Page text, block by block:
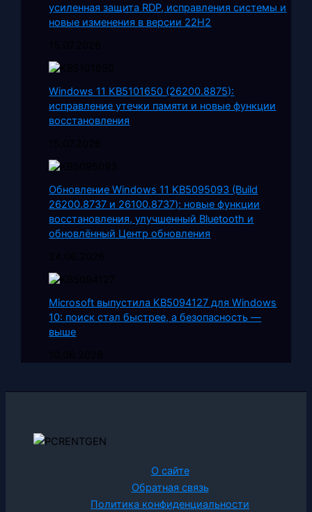
усиленная защита RDP, исправления системы и
новые изменения в версии 22H2
Windows 11 KB5101650 (26200.8875):
исправление утечки памяти и новые функции
восстановления
Обновление Windows 11 KB5095093 (Build
26200.8737 и 26100.8737): новые функции
восстановления, улучшенный Bluetooth и
обновлённый Центр обновления
Microsoft выпустила KB5094127 для Windows
10: поиск стал быстрее, а безопасность —
выше
О сайте
Обратная связь
Политика конфиденциальности